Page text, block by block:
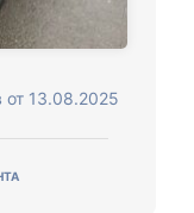
от 13.08.2025